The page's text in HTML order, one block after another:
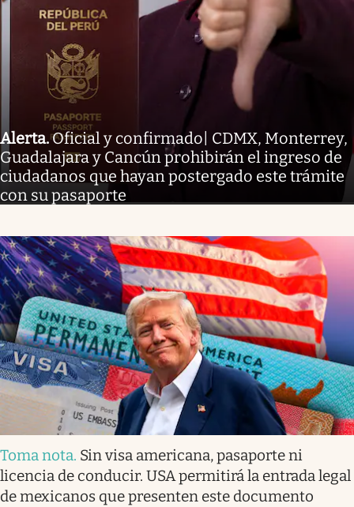
Alerta.Oficial y confirmado| CDMX, Monterrey,
Guadalajara y Cancún prohibirán el ingreso de
ciudadanos que hayan postergado este trámite
con su pasaporte
Toma nota. Sin visa americana, pasaporte ni
licencia de conducir. USA permitirá la entrada legal
de mexicanos que presenten este documento